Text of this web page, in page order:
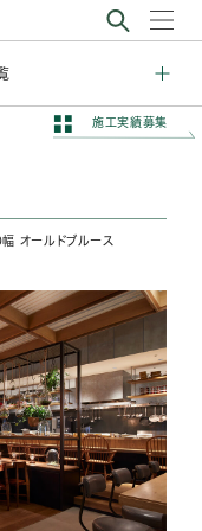
施工実績募集
オールドブルース